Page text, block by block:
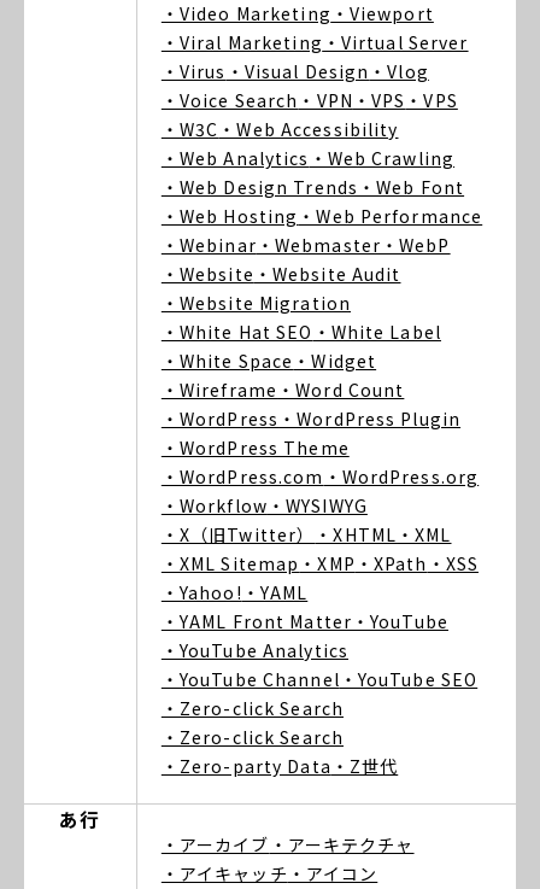
・Video Marketing ・Viewport
・Viral Marketing ・Virtual Server
・Virus ・Visual Design ・Vlog
・Voice Search ・VPN ・VPS ・VPS
・W3C ・Web Accessibility
・Web Analytics ・Web Crawling
・Web Design Trends ・Web Font
・Web Hosting ・Web Performance
・Webinar ・Webmaster ・WebP
・Website ・Website Audit
・Website Migration
・White Hat SEO ・White Label
・White Space ・Widget
・Wireframe ・Word Count
・WordPress ・WordPress Plugin
・WordPress Theme
・WordPress.com ・WordPress.org
・Workflow ・WYSIWYG
・X（旧Twitter）
・XHTML ・XML
・XML Sitemap ・XMP ・XPath ・XSS
・Yahoo! ・YAML
・YAML Front Matter ・YouTube
・YouTube Analytics
・YouTube Channel ・YouTube SEO
・Zero-click Search
・Zero-click Search
・Zero-party Data ・Z世代
あ行
・アーカイブ ・アーキテクチャ
・アイキャッチ ・アイコン